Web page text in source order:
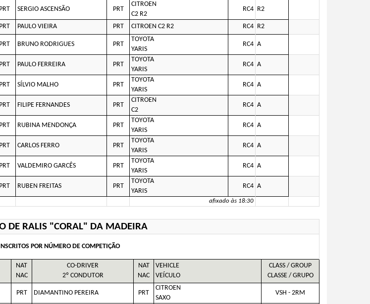
PRT SERGIO ASCENSÃO PRT
CITROEN
C2 R2
RC4 R2
PRT PAULO VIEIRA PRT CITROEN C2 R2 RC4 R2
PRT BRUNO RODRIGUES PRT
TOYOTA
YARIS
RC4 A
PRT PAULO FERREIRA PRT
TOYOTA
YARIS
RC4 A
PRT SÍLVIO MALHO PRT
TOYOTA
YARIS
RC4 A
PRT FILIPE FERNANDES PRT
CITROEN
C2
RC4 A
PRT RUBINA MENDONÇA PRT
TOYOTA
YARIS
RC4 A
PRT CARLOS FERRO PRT
TOYOTA
YARIS
RC4 A
PRT VALDEMIRO GARCÊS PRT
TOYOTA
YARIS
RC4 A
PRT RUBEN FREITAS PRT
TOYOTA
YARIS
RC4 A
afixado às 18:30
DE RALIS "CORAL" DA MADEIRA
POR NÚMERO DE COMPETIÇÃO
NAT
NAC
CO-DRIVER
2º CONDUTOR
NAT
NAC
VEHICLE
VEÍCULO
CLASS / GROUP
CLASSE / GRUPO
PRT DIAMANTINO PEREIRA PRT
CITROEN
SAXO
VSH - 2RM